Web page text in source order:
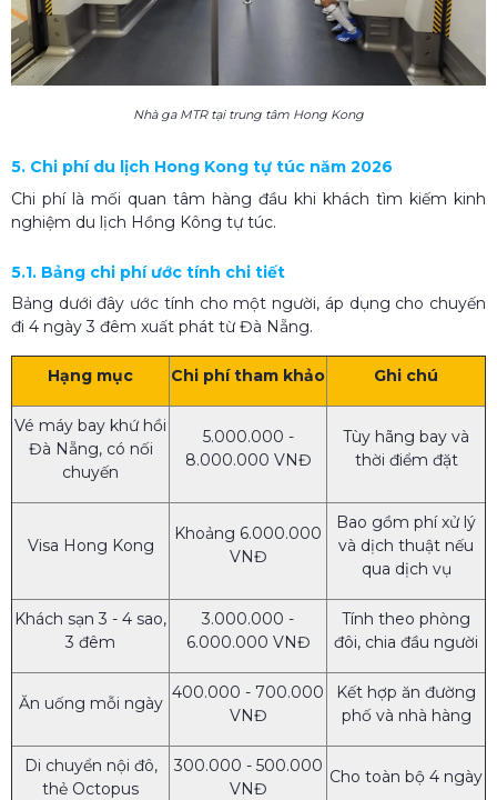
Nhà ga MTR tại trung tâm Hong Kong
5. Chi phí du lịch Hong Kong tự túc năm 2026
Chi phí là mối quan tâm hàng đầu khi khách tìm kiếm kinh
nghiệm du lịch Hồng Kông tự túc.
5.1. Bảng chi phí ước tính chi tiết
Bảng dưới đây ước tính cho một người, áp dụng cho chuyến
đi 4 ngày 3 đêm xuất phát từ Đà Nẵng.
Hạng mục Chi phí tham khảo Ghi chú
Vé máy bay khứ hồi
Đà Nẵng, có nối
chuyến
5.000.000 -
8.000.000 VNĐ
Tùy hãng bay và
thời điểm đặt
Visa Hong Kong
Khoảng 6.000.000
VNĐ
Bao gồm phí xử lý
và dịch thuật nếu
qua dịch vụ
Khách sạn 3 - 4 sao,
3 đêm
3.000.000 -
6.000.000 VNĐ
Tính theo phòng
đôi, chia đầu người
Ăn uống mỗi ngày
400.000 - 700.000
VNĐ
Kết hợp ăn đường
phố và nhà hàng
Di chuyển nội đô,
thẻ Octopus
300.000 - 500.000
VNĐ
Cho toàn bộ 4 ngày